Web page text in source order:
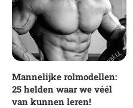
Mannelijke rolmodellen:
25 helden waar we véél
van kunnen leren!